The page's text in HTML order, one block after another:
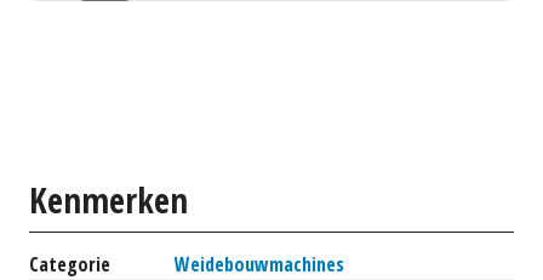
Kenmerken
Categorie
Weidebouwmachines